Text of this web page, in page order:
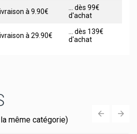
à 9.90€
... dès 99€
d'achat
à 29.90€
... dès 139€
d'achat
même catégorie)